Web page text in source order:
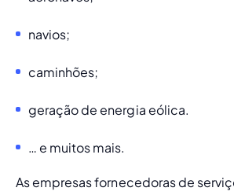
navios;
caminhões;
geração de energia eólica.
… e muitos mais.
As empresas fornecedoras de